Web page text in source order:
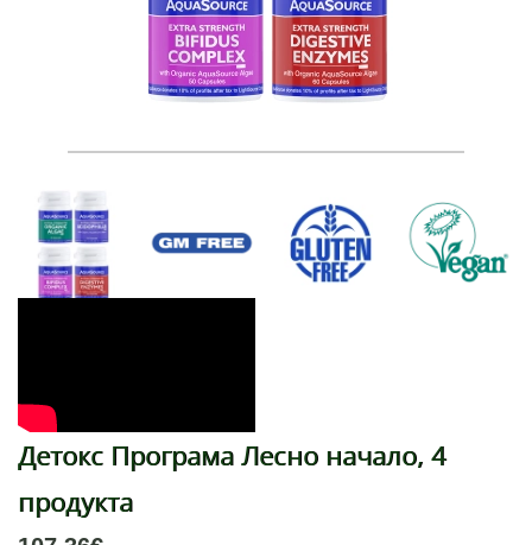
Детокс Програма Лесно начало, 4
продукта